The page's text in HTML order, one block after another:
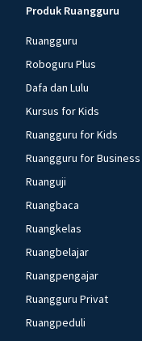
Produk Ruangguru
Ruangguru
Roboguru Plus
Dafa dan Lulu
Kursus for Kids
Ruangguru for Kids
Ruangguru for Business
Ruanguji
Ruangbaca
Ruangkelas
Ruangbelajar
Ruangpengajar
Ruangguru Privat
Ruangpeduli